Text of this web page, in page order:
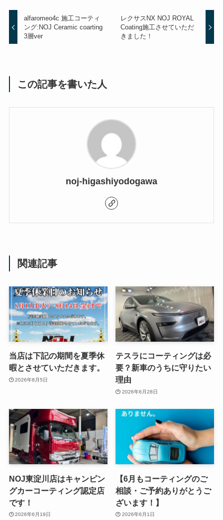
alfaromeo4c 施工コーティ
ング:NOJ Ceramic coarting
3層ver
レクサスNX NOJ ROYAL
Coating施工させていただ
きました！
この記事を書いた人
noj-higashiyodogawa
関連記事
当店は下記の期間を夏季休
暇とさせていただきます。
2026年8月5日
テスラにコーティングは必
要？新車のうちに守りたい
理由
2026年6月28日
NOJ東淀川店はキャンピン
グカーコーティング認定店
です！
2026年6月19日
【6月もコーティングのご
相談・ご予約ありがとうご
ざいます！】
2026年6月1日